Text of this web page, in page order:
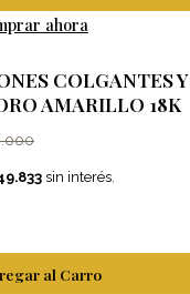
ahora
COLGANTES Y
AMARILLO 18K
sin interés.
al Carro